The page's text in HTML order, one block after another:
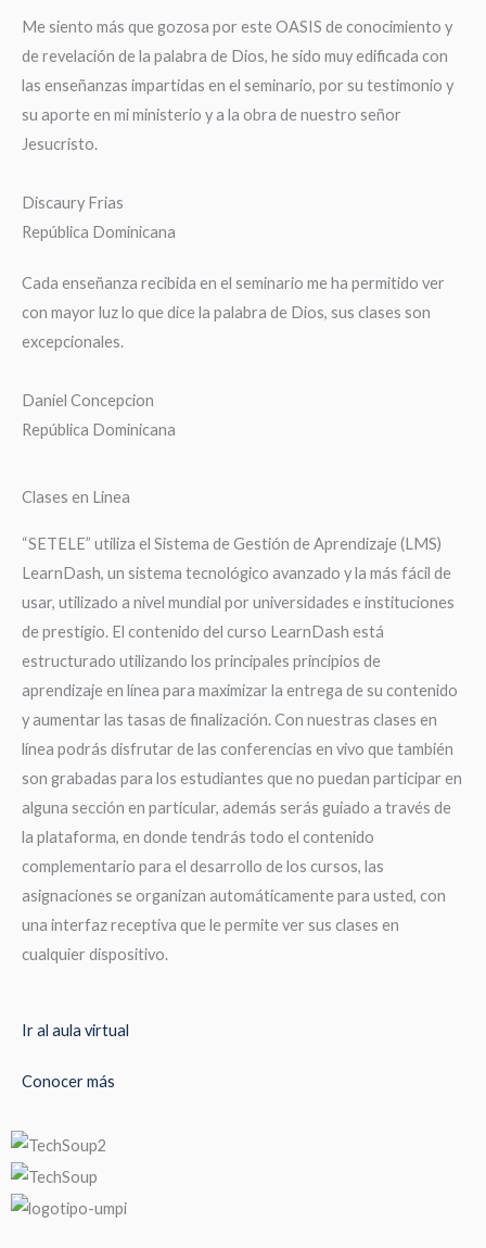
Me siento más que gozosa por este OASIS de conocimiento y
de revelación de la palabra de Dios, he sido muy edificada con
las enseñanzas impartidas en el seminario, por su testimonio y
su aporte en mi ministerio y a la obra de nuestro señor
Jesucristo.
Discaury Frias
República Dominicana
Cada enseñanza recibida en el seminario me ha permitido ver
con mayor luz lo que dice la palabra de Dios, sus clases son
excepcionales.
Daniel Concepcion
República Dominicana
Clases en Linea
“SETELE” utiliza el Sistema de Gestión de Aprendizaje (LMS)
LearnDash, un sistema tecnológico avanzado y la más fácil de
usar, utilizado a nivel mundial por universidades e instituciones
de prestigio. El contenido del curso LearnDash está
estructurado utilizando los principales principios de
aprendizaje en línea para maximizar la entrega de su contenido
y aumentar las tasas de finalización. Con nuestras clases en
línea podrás disfrutar de las conferencias en vivo que también
son grabadas para los estudiantes que no puedan participar en
alguna sección en particular, además serás guiado a través de
la plataforma, en donde tendrás todo el contenido
complementario para el desarrollo de los cursos, las
asignaciones se organizan automáticamente para usted, con
una interfaz receptiva que le permite ver sus clases en
cualquier dispositivo.
Ir al aula virtual
Conocer más